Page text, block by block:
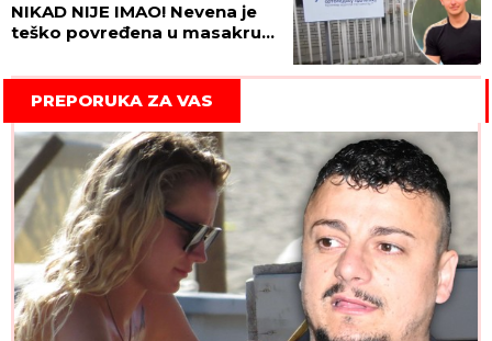
NIKAD NIJE IMAO! Nevena je
teško povređena u masakru
operisana, sve zadivila
svojom hrabrošću!
PREPORUKA ZA VAS